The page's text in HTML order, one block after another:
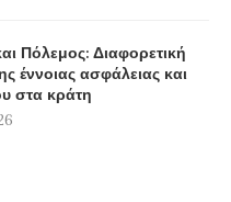
Πόλεμος: Διαφορετική
έννοιας ασφάλειας και
στα κράτη